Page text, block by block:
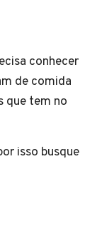
conhecer
de comida
que tem no
isso busque